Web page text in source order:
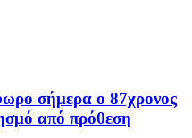
σήμερα ο 87χρονος
από πρόθεση